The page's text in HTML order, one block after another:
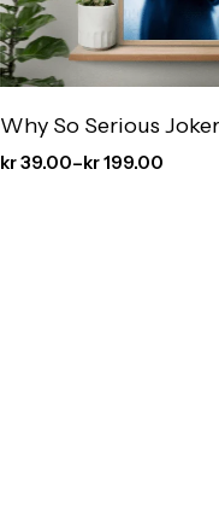
Why So Serious
kr39.00–kr199.00